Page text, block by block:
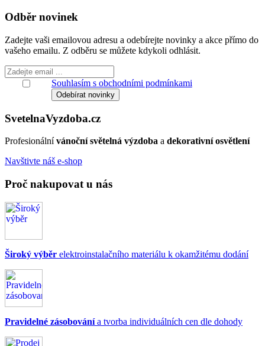
Odběr novinek
Zadejte vaši emailovou adresu a odebírejte novinky a akce přímo do
vašeho emailu. Z odběru se můžete kdykoli odhlásit.
Souhlasím s obchodními podmínkami
SvetelnaVyzdoba.cz
Profesionálnívánoční světelná výzdoba a dekorativní osvětlení
Navštivte náš e-shop
Proč nakupovat u nás
Široký výběr elektroinstalačního materiálu k okamžitému dodání
Pravidelné zásobovánía tvorba individuálních cen dle dohody